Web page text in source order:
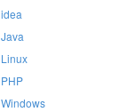
idea
Java
Linux
PHP
Windows